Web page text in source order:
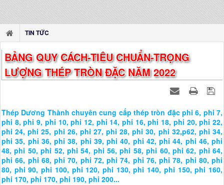
TIN TỨC
BẢNG QUY CÁCH-TIÊU CHUẨN-TRỌNG
LƯỢNG THÉP TRÒN ĐẶC NĂM 2022
Thép Dương Thành chuyên cung cấp thép tròn đặc phi 6, phi 7,
phi 8, phi 9, phi 10, phi 12, phi 14, phi 16, phi 18, phi 20, phi 22,
phi 24, phi 25, phi 26, phi 27, phi 28, phi 30, phi 32,p62, phi 34,
phi 35, phi 36, phi 38, phi 39, phi 40, phi 42, phi 44, phi 46, phi
48, phi 50, phi 52, phi 54, phi 56, phi 58, phi 60, phi 62, phi 64,
phi 66, phi 68, phi 70, phi 72, phi 74, phi 76, phi 78, phi 80, phi
80, phi 90, phi 100, phi 120, phi 130, phi 140, phi 150, phi 160,
phi 170, phi 170, phi 190, phi 200...